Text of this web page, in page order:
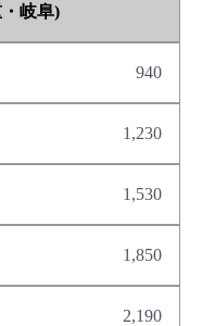
岐阜)
940
1,230
1,530
1,850
2,190